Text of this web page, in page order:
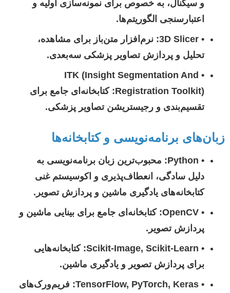
و سیگنال، به خصوص برای نمونه‌سازی اولیه و
اعتبارسنجی الگوریتم‌ها.
•
3D Slicer: نرم‌افزار متن‌باز برای مشاهده،
تحلیل و پردازش تصاویر پزشکی سه‌بعدی.
•
ITK (Insight Segmentation And
Registration Toolkit): کتابخانه‌ای جامع برای
تقسیم‌بندی و رجیستریشن تصاویر پزشکی.
زبان‌های برنامه‌نویسی و کتابخانه‌ها
•
Python:
محبوب‌ترین زبان برنامه‌نویسی به
دلیل سادگی، انعطاف‌پذیری و اکوسیستم غنی
کتابخانه‌های یادگیری ماشین و پردازش تصویر.
•
OpenCV: کتابخانه‌ای جامع برای بینایی ماشین و
پردازش تصویر.
•
Scikit-Image, Scikit-Learn: کتابخانه‌هایی
برای پردازش تصویر و یادگیری ماشین.
•
TensorFlow, PyTorch, Keras: فریم‌ورک‌های